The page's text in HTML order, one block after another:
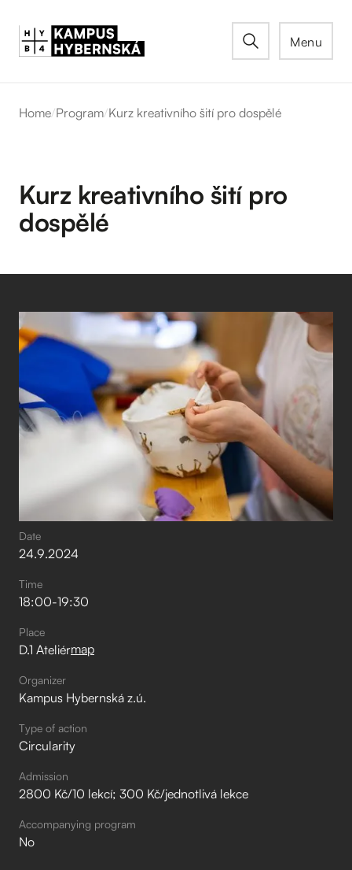
Menu
Home/Program/Kurz kreativního šití pro dospělé
Kurz kreativního šití pro
dospělé
Date
24.9.2024
Time
18:00-19:30
Place
D.1 Ateliérmap
Organizer
Kampus Hybernská z.ú.
Type of action
Circularity
Admission
2800 Kč/10 lekcí; 300 Kč/jednotlivá lekce
Accompanying program
No